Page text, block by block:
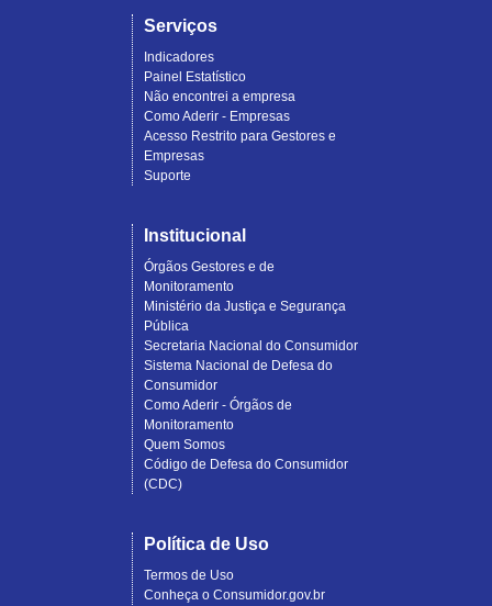
Serviços
Indicadores
Painel Estatístico
Não encontrei a empresa
Como Aderir - Empresas
Acesso Restrito para Gestores e
Empresas
Suporte
Institucional
Órgãos Gestores e de
Monitoramento
Ministério da Justiça e Segurança
Pública
Secretaria Nacional do Consumidor
Sistema Nacional de Defesa do
Consumidor
Como Aderir - Órgãos de
Monitoramento
Quem Somos
Código de Defesa do Consumidor
(CDC)
Política de Uso
Termos de Uso
Conheça o Consumidor.gov.br